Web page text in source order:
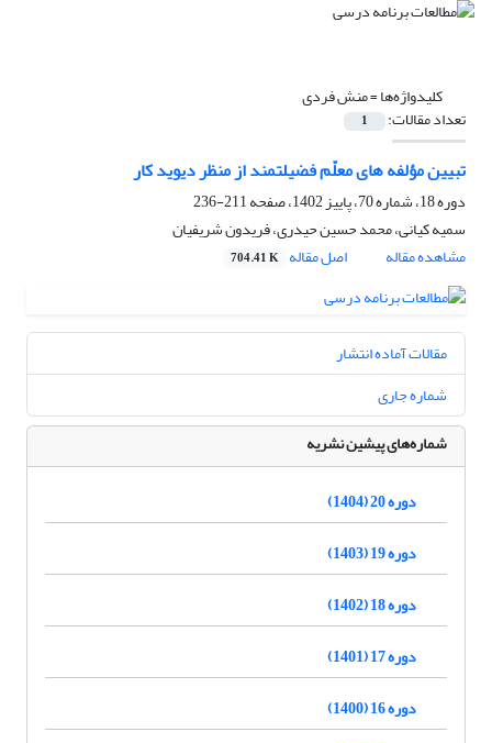
کلیدواژه‌ها =منش فردی
تعداد مقالات: 1
تبیین مؤلفه های معلّم فضیلتمند از منظر دیوید کار
دوره 18، شماره 70، پاییز 1402، صفحه
211-236
سمیه کیانی، محمد حسین حیدری، فریدون شریفیان
مشاهده مقاله
اصل مقاله 704.41 K
مقالات آماده انتشار
شماره جاری
شماره‌های پیشین نشریه
دوره 20 (1404)
دوره 19 (1403)
دوره 18 (1402)
دوره 17 (1401)
دوره 16 (1400)